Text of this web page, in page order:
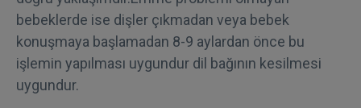
bebeklerde ise dişler çıkmadan veya bebek
konuşmaya başlamadan 8-9 aylardan önce bu
işlemin yapılması uygundur dil bağının kesilmesi
uygundur.